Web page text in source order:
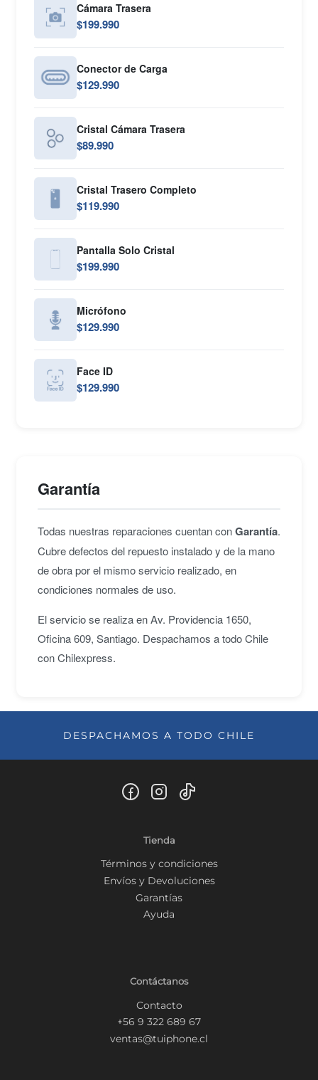
Cámara Trasera
$199.990
Conector de Carga
$129.990
Cristal Cámara Trasera
$89.990
Cristal Trasero Completo
$119.990
Pantalla Solo Cristal
$199.990
Micrófono
$129.990
Face ID
$129.990
Garantía
Todas nuestras reparaciones cuentan conGarantía.
Cubre defectos del repuesto instalado y de la mano
de obra por el mismo servicio realizado, en
condiciones normales de uso.
El servicio se realiza en Av. Providencia 1650,
Oficina 609, Santiago. Despachamos a todo Chile
con Chilexpress.
DESPACHAMOS A TODO CHILE
Tienda
Términos y condiciones
Envíos y Devoluciones
Garantías
Ayuda
Contáctanos
Contacto
+56 9 322 689 67
ventas@tuiphone.cl